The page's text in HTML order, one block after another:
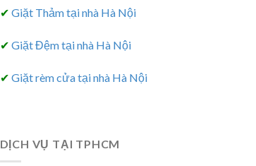
✔ Giặt Thảm tại nhà Hà Nội
✔ Giặt Đệm tại nhà Hà Nội
✔ Giặt rèm cửa tại nhà Hà Nội
DỊCH VỤ TẠI TPHCM